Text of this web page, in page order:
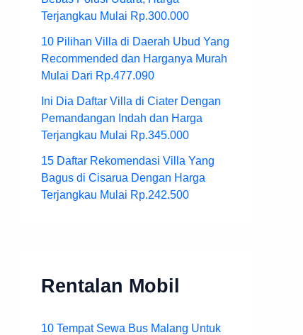
Terjangkau Mulai Rp.300.000
10 Pilihan Villa di Daerah Ubud Yang
Recommended dan Harganya Murah
Mulai Dari Rp.477.090
Ini Dia Daftar Villa di Ciater Dengan
Pemandangan Indah dan Harga
Terjangkau Mulai Rp.345.000
15 Daftar Rekomendasi Villa Yang
Bagus di Cisarua Dengan Harga
Terjangkau Mulai Rp.242.500
Rentalan Mobil
10 Tempat Sewa Bus Malang Untuk